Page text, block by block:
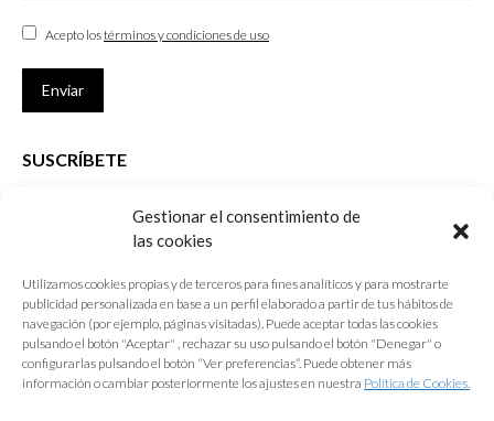
Gestionar el consentimiento de
las cookies
Utilizamos cookies propias y de terceros para fines analíticos y para mostrarte
publicidad personalizada en base a un perfil elaborado a partir de tus hábitos de
navegación (por ejemplo, páginas visitadas). Puede aceptar todas las cookies
pulsando el botón "Aceptar" , rechazar su uso pulsando el botón "Denegar" o
configurarlas pulsando el botón “Ver preferencias”. Puede obtener más
información o cambiar posteriormente los ajustes en nuestra Política de Cookies.
Acepto lostérminos y condiciones de uso
Enviar
SUSCRÍBETE
que desarrolla el Colegio de Arquitectos de Cádiz
E-mail *
Acepto lostérminos y condiciones de uso